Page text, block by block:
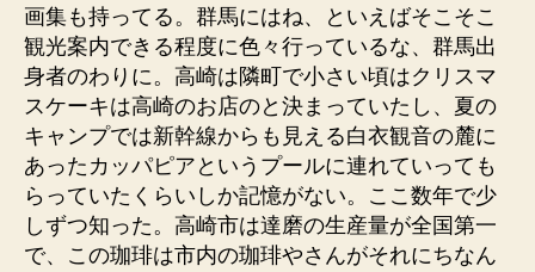
画集も持ってる。群馬にはね、といえばそこそこ
観光案内できる程度に色々行っているな、群馬出
身者のわりに。高崎は隣町で小さい頃はクリスマ
スケーキは高崎のお店のと決まっていたし、夏の
キャンプでは新幹線からも見える白衣観音の麓に
あったカッパピアというプールに連れていっても
らっていたくらいしか記憶がない。ここ数年で少
しずつ知った。高崎市は達磨の生産量が全国第一
で、この珈琲は市内の珈琲やさんがそれにちなん